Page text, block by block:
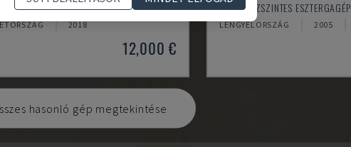
- VÍZSZINTES ESZTERGAGÉP
2018
12,000 €
CMZ - VÍZSZINTES ESZTERGAGÉP
LENGYELORSZÁG 2005
hasonló gép megtekintése